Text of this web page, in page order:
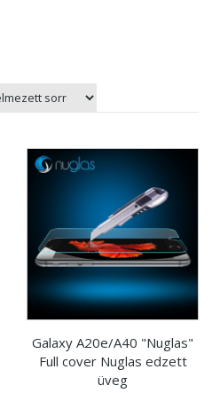
Galaxy A20e/A40 "Nuglas"
Full cover Nuglas edzett
üveg